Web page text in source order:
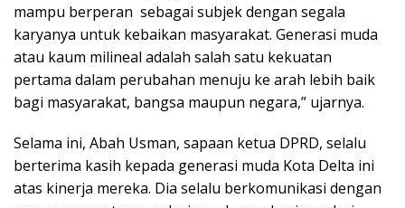
mampu berperan sebagai subjek dengan segala
karyanya untuk kebaikan masyarakat. Generasi muda
atau kaum milineal adalah salah satu kekuatan
pertama dalam perubahan menuju ke arah lebih baik
bagi masyarakat, bangsa maupun negara,” ujarnya.
Selama ini, Abah Usman, sapaan ketua DPRD, selalu
berterima kasih kepada generasi muda Kota Delta ini
atas kinerja mereka. Dia selalu berkomunikasi dengan